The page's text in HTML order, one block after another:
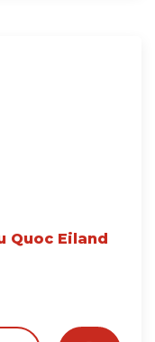
Quoc Eiland